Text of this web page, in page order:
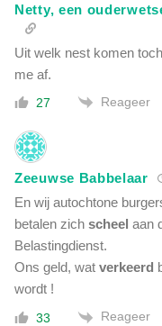
Netty, een
Uit welk nest komen
me af.
27 Reageer
Zeeuwse Babbelaar
En wij autochtone
betalen zich scheel aan
Belastingdienst.
Ons geld, wat verkeerd
wordt !
33 Reageer